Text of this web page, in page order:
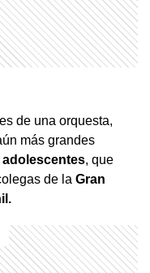
de una orquesta,
más grandes
, que
de la Gran